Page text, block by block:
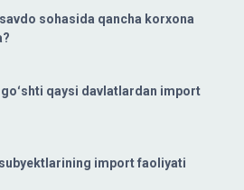
sohasida qancha korxona
qaysi davlatlardan import
import faoliyati